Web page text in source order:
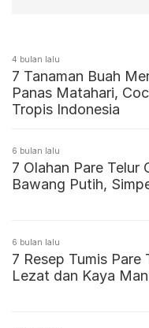
4 bulan lalu
7 Tanaman Buah
Panas Matahari,
Tropis Indonesia
6 bulan lalu
7 Olahan Pare Telur
Bawang Putih,
6 bulan lalu
7 Resep Tumis Pare
Lezat dan Kaya